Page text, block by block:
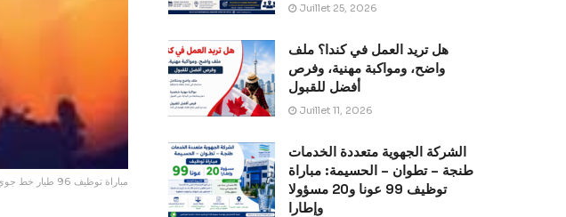
مباراة توظيف 96 طيار خط جوي بأطلس مولتي سيرفيس 2026
Juillet 25, 2026
هل تريد العمل في كندا؟ ملف
واضح، ومواكبة مهنية، وفرص
أفضل للقبول
Juillet 11, 2026
الشركة الجهوية متعددة الخدمات
طنجة – تطوان – الحسيمة: مباراة
توظيف 99 عونا و20 مسؤولا
وإطارا